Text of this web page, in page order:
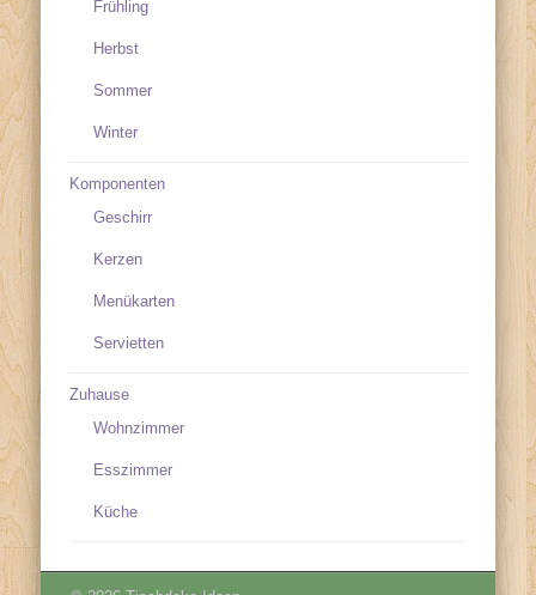
Frühling
Herbst
Sommer
Winter
Komponenten
Geschirr
Kerzen
Menükarten
Servietten
Zuhause
Wohnzimmer
Esszimmer
Küche